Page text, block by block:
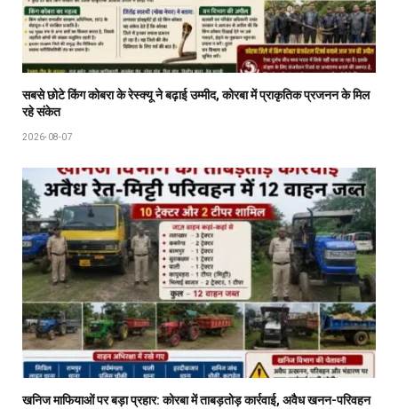
सबसे छोटे किंग कोबरा के रेस्क्यू ने बढ़ाई उम्मीद, कोरबा में प्राकृतिक प्रजनन के मिल
रहे संकेत
2026-08-07
खनिज माफियाओं पर बड़ा प्रहार: कोरबा में ताबड़तोड़ कार्रवाई, अवैध खनन-परिवहन